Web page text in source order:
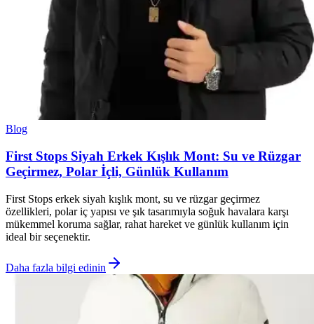
Blog
First Stops Siyah Erkek Kışlık Mont: Su ve Rüzgar
Geçirmez, Polar İçli, Günlük Kullanım
First Stops erkek siyah kışlık mont, su ve rüzgar geçirmez
özellikleri, polar iç yapısı ve şık tasarımıyla soğuk havalara karşı
mükemmel koruma sağlar, rahat hareket ve günlük kullanım için
ideal bir seçenektir.
Daha fazla bilgi edinin